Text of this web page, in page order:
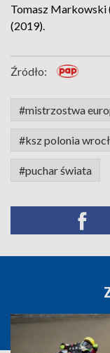
Tomasz Markowski
(2019).
Źródło:
#mistrzostwa
#ksz polonia
#puchar świata